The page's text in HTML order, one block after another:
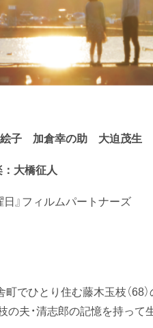
子 加倉幸の助 大迫茂生
：大橋征人
日』フィルムパートナーズ
でひとり住む藤木玉枝（68
の夫・清志郎の記憶を持って